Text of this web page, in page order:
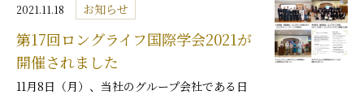
2021.11.18 お知らせ
第17回ロングライフ国際学会2021が
開催されました
11月8日（月）、当社のグループ会社である日